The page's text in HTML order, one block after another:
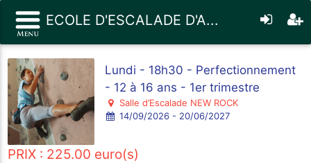
ECOLE D'ESCALADE D'A...
Lundi - 18h30 - Perfectionnement
- 12 à 16 ans - 1er trimestre
Salle d’Escalade NEW ROCK
14/09/2026 - 20/06/2027
PRIX : 225.00 euro(s)